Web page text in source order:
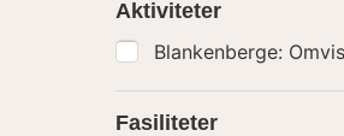
Aktiviteter
Fasiliteter